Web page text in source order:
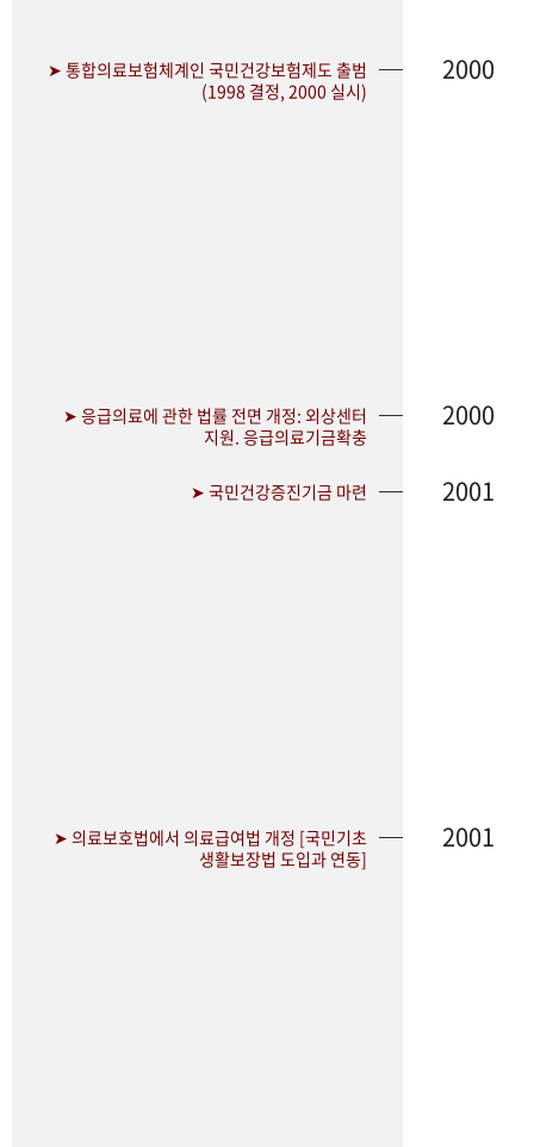
➤ 통합의료보험체계인 국민건강보험제도 출범
(1998 결정, 2000 실시)
2000
➤ 응급의료에 관한 법률 전면 개정: 외상센터
지원. 응급의료기금확충
2000
➤ 국민건강증진기금 마련 2001
➤ 의료보호법에서 의료급여법 개정 [국민기초
생활보장법 도입과 연동]
2001